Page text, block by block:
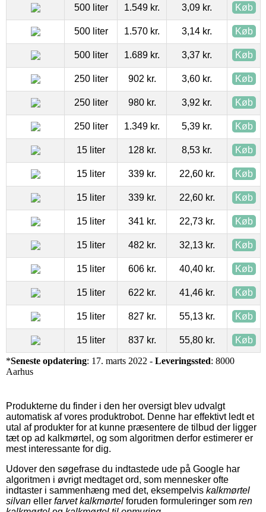
500 liter 1.549 kr. 3,09 kr. Køb
500 liter 1.570 kr. 3,14 kr. Køb
500 liter 1.689 kr. 3,37 kr. Køb
250 liter 902 kr. 3,60 kr. Køb
250 liter 980 kr. 3,92 kr. Køb
250 liter 1.349 kr. 5,39 kr. Køb
15 liter 128 kr. 8,53 kr. Køb
15 liter 339 kr. 22,60 kr. Køb
15 liter 339 kr. 22,60 kr. Køb
15 liter 341 kr. 22,73 kr. Køb
15 liter 482 kr. 32,13 kr. Køb
15 liter 606 kr. 40,40 kr. Køb
15 liter 622 kr. 41,46 kr. Køb
15 liter 827 kr. 55,13 kr. Køb
15 liter 837 kr. 55,80 kr. Køb
*Seneste opdatering: 17. marts 2022 - Leveringssted: 8000
Aarhus
Produkterne du finder i den her oversigt blev udvalgt
automatisk af vores produktrobot. Denne har effektivt ledt et
utal af produkter for at kunne præsentere de tilbud der ligger
tæt op ad kalkmørtel, og som algoritmen derfor estimerer er
mest interessante for dig.
Udover den søgefrase du indtastede ude på Google har
algoritmen i øvrigt medtaget ord, som mennesker ofte
indtaster i sammenhæng med det, eksempelvis kalkmørtel
silvan eller farvet kalkmørtel foruden formuleringer som ren